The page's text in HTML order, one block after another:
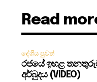
Read
දේශීය පුවත්
රජයේ ඉහළ
අර්බුදය (VIDEO)